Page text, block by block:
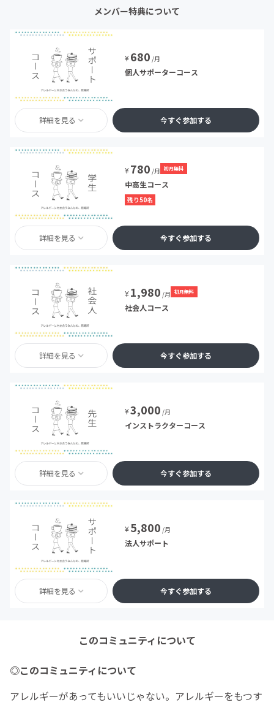
メンバー特典について
¥680 /月
個人サポーターコース
詳細を見る 今すぐ参加する
¥780 /月 初月無料
中高生コース
残り50名
詳細を見る 今すぐ参加する
¥1,980 /月 初月無料
社会人コース
詳細を見る 今すぐ参加する
¥3,000 /月
インストラクターコース
詳細を見る 今すぐ参加する
¥5,800 /月
法人サポート
詳細を見る 今すぐ参加する
このコミュニティについて
◎このコミュニティについて
アレルギーがあってもいいじゃない。アレルギーをもつす